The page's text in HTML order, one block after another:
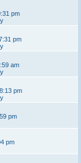
pm
pm
am
pm
pm
pm